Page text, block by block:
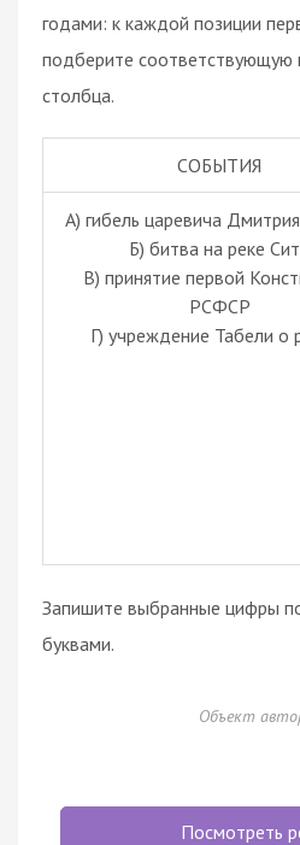
годами: к каждой позиции
подберите соответствующую
столбца.
СОБЫТИЯ
А) гибель царевича
Б) битва на реке
В) принятие первой
РСФСР
Г) учреждение Табели о
Запишите выбранные цифры
буквами.
Объект
Посмотреть